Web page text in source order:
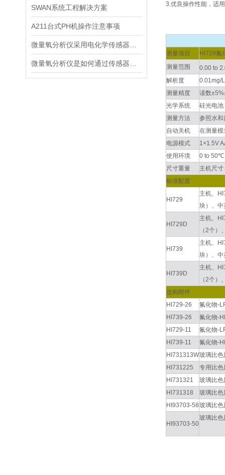
SWAN系统工程解决方案
A211台式PH机操作注意事项
3.优良操作性能，适
测量项目
HI729氟
测量范围
0.00 to
解析度
0.01mg/
测量精度
读数
光学系统
硅光电
测量方法
参照水
自动关机
在测量
电源模式
1×1.5V
使用环境
0 to 50℃
尺寸重量
主机尺
标准配置
HI729
主机、
块）、中
HI729D
主机、
（2个
HI739
主机、
块）、中
HI739D
主机、
（2个
选购附件
HI729-26
氟化物-
HI739-26
氟化物-
HI729-11
氟化物-
HI739-11
氟化物-
HI731313W玻璃比
HI731225
专用比
HI731321
玻璃比
HI731318
玻璃比色
HI93703-58玻璃比
HI93703-50
玻璃比